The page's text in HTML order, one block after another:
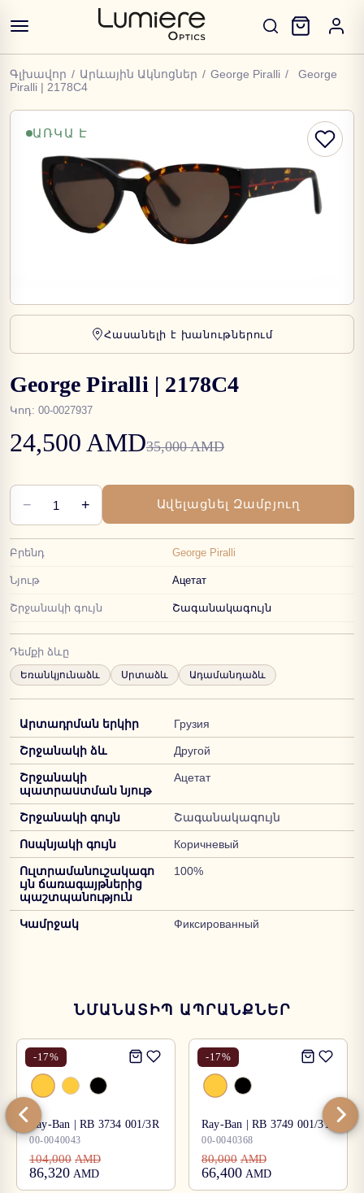
Գլխավոր / Արևային Ակնոցներ / George Piralli /
George
Piralli | 2178C4
ԱՌԿԱ Է
Հասանելի է խանութներում
George Piralli | 2178C4
Կոդ: 00-0027937
24,500 AMD35,000 AMD
− 1 + Ավելացնել Զամբյուղ
Բրենդ George Piralli
Նյութ Ацетат
Շրջանակի գույն Շագանակագույն
Դեմքի ձևը
Եռանկյունաձև Սրտաձև Ադամանդաձև
Արտադրման երկիր Грузия
Շրջանակի ձև Другой
Շրջանակի
պատրաստման նյութ
Ацетат
Շրջանակի գույն Շագանակագույն
Ոսպնյակի գույն Коричневый
Ուլտրամանուշակագո
ւյն ճառագայթներից
պաշտպանություն
100%
Կամրջակ Фиксированный
ՆՄԱՆԱՏԻՊ ԱՊՐԱՆՔՆԵՐ
-17%
Ray-Ban | RB 3734 001/3R
00-0040043
104,000 AMD
86,320 AMD
-17%
Ray-Ban | RB 3749 001/31
00-0040368
80,000 AMD
66,400 AMD